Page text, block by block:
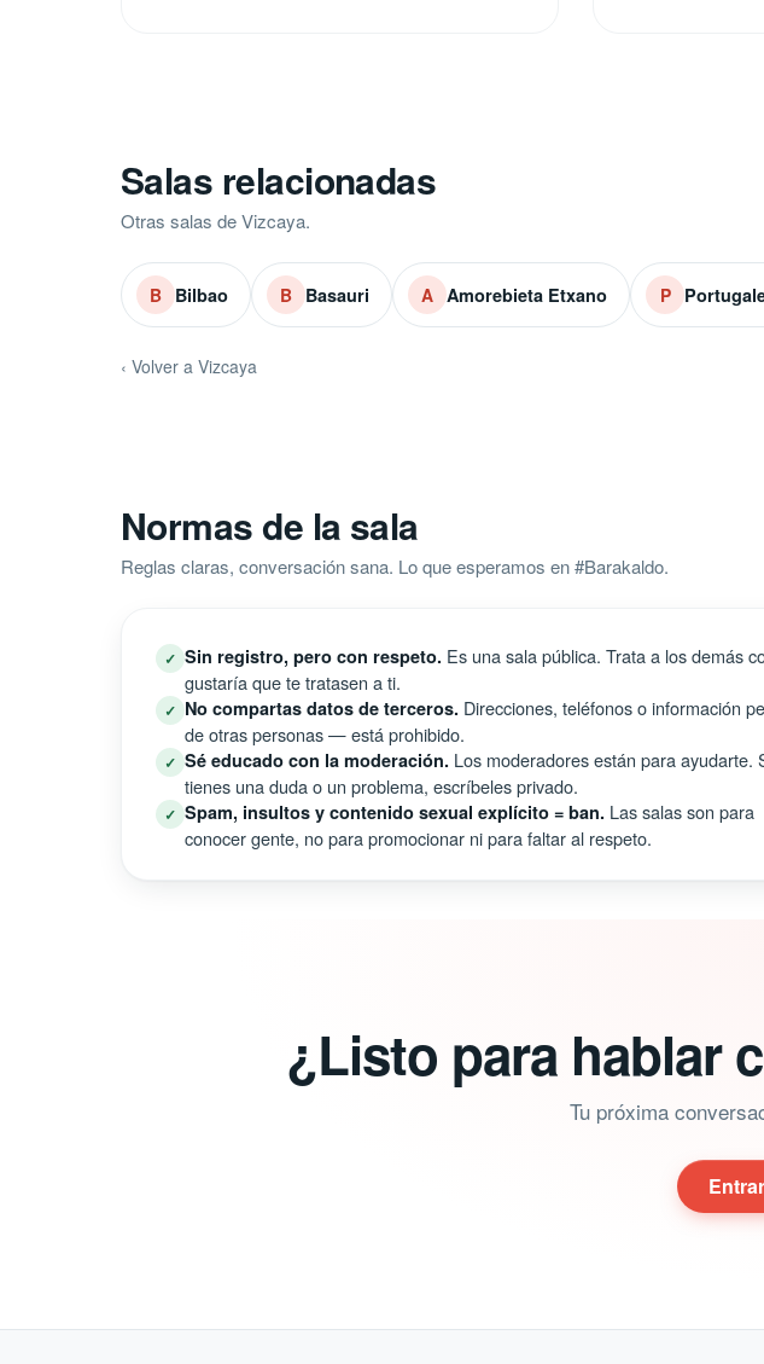
Salas relacionadas
Otras salas de Vizcaya.
B Bilbao B Basauri A Amorebieta Etxano P
‹ Volver a Vizcaya
Normas de la sala
Reglas claras, conversación sana. Lo que esperamos en #Barakaldo.
✓ Sin registro, pero con respeto. Es una sala pública. Trata a los demás
gustaría que te tratasen a ti.
✓ No compartas datos de terceros. Direcciones, teléfonos o información
de otras personas — está prohibido.
✓ Sé educado con la moderación. Los moderadores están para ayudarte.
tienes una duda o un problema, escríbeles privado.
✓ Spam, insultos y contenido sexual explícito = ban. Las salas son para
conocer gente, no para promocionar ni para faltar al respeto.
¿Listo para hablar
Tu próxima